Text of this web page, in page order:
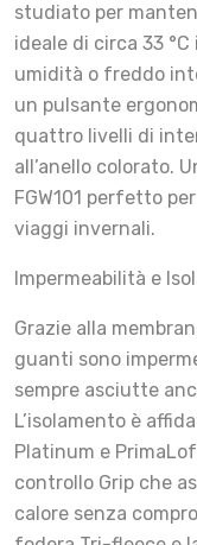
studiato per
ideale di circa 33
umidità o freddo
un pulsante
quattro livelli di
all’anello colorato.
FGW101 perfetto
viaggi invernali.
Impermeabilità e
Grazie alla
guanti sono
sempre asciutte
L’isolamento è
Platinum e
controllo Grip che
calore senza